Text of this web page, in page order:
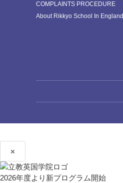
COMPLAINTS PROCEDURE
About Rikkyo School In England
×
2026年度より新プログラム開始